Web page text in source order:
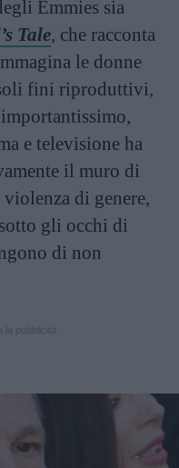
Emmies sia
Tale, che racconta
le donne
fini riproduttivi,
e televisione ha
il muro di
di genere,
gli occhi di
di non